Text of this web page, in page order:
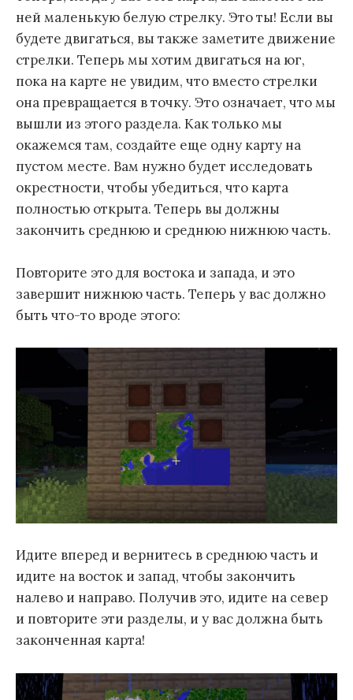
ней маленькую белую стрелку. Это ты! Если вы
будете двигаться, вы также заметите движение
стрелки. Теперь мы хотим двигаться на юг,
пока на карте не увидим, что вместо стрелки
она превращается в точку. Это означает, что мы
вышли из этого раздела. Как только мы
окажемся там, создайте еще одну карту на
пустом месте. Вам нужно будет исследовать
окрестности, чтобы убедиться, что карта
полностью открыта. Теперь вы должны
закончить среднюю и среднюю нижнюю часть.
Повторите это для востока и запада, и это
завершит нижнюю часть. Теперь у вас должно
быть что-то вроде этого:
Идите вперед и вернитесь в среднюю часть и
идите на восток и запад, чтобы закончить
налево и направо. Получив это, идите на север
и повторите эти разделы, и у вас должна быть
законченная карта!